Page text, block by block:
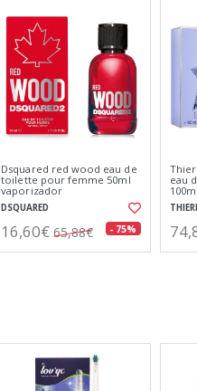
Lovyc probiotico
kombucha agua micelar
rostro ojos y labios 500ml
LOV'YC
2,27€ 4,47€ - 49%
de